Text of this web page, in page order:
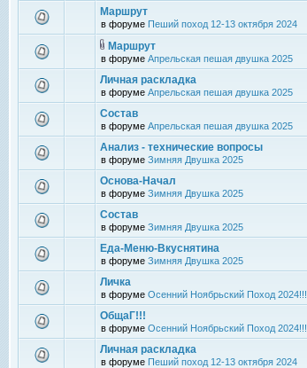
Маршрут
в форуме Пеший поход 12-13 октября 2024
Маршрут
в форуме Апрельская пешая двушка 2025
Личная раскладка
в форуме Апрельская пешая двушка 2025
Состав
в форуме Апрельская пешая двушка 2025
Анализ - технические вопросы
в форуме Зимняя Двушка 2025
Основа-Начал
в форуме Зимняя Двушка 2025
Состав
в форуме Зимняя Двушка 2025
Еда-Меню-Вкуснятина
в форуме Зимняя Двушка 2025
Личка
в форуме Осенний Ноябрьский Поход 2024!!!
ОбщаГ!!!
в форуме Осенний Ноябрьский Поход 2024!!!
Личная раскладка
в форуме Пеший поход 12-13 октября 2024